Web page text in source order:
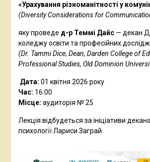
«Урахування різноманітності у
(Diversity Considerations for
яку проведе д-р Теммі Дайс— декан
коледжу освіти та професійних
(Dr. Tammi Dice, Dean, Darden College of
Professional Studies, Old Dominion
Дата: 01 квітня 2026 року
Час: 16:00
Місце: аудиторія № 25
Лекція відбудеться за ініціативи
психології Лариси Заграй.